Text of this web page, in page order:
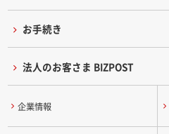
お手続き
法人のお客さま BIZPOST
企業情報